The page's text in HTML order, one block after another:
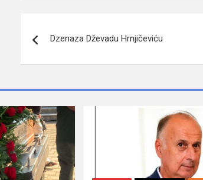
članaka
Dzenaza Dževadu Hrnjičeviću